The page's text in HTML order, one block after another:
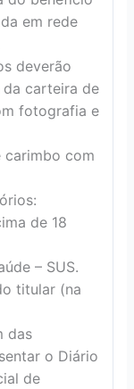
em rede
deverão
da carteira de
fotografia e
com
de 18
– SUS.
titular (na
das
o Diário
de